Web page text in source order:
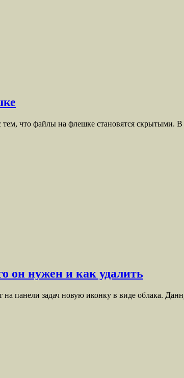
тем, что файлы на флешке становятся скрытыми.
он нужен и как удалить
панели задач новую иконку в виде облака.